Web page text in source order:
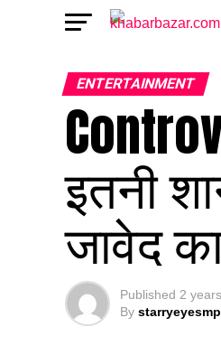
ENTERTAINMENT
इतनी
जावेद
Published 2
By